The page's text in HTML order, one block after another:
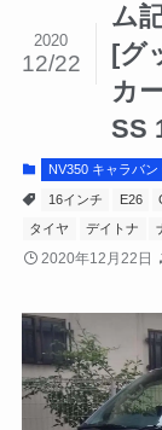
ム
[グ
カ
SS
2020
12/22
NV350 キャラバ
16インチ E26
タイヤ デイトナ
2020年12月22日